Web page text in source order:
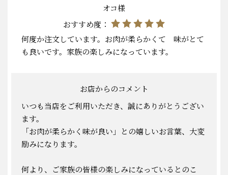
オコ様
おすすめ度：
何度か注文しています。お肉が柔らかくて 味がとて
も良いです。家族の楽しみになっています。
お店からのコメント
いつも当店をご利用いただき、誠にありがとうござい
ます。
「お肉が柔らかく味が良い」との嬉しいお言葉、大変
励みになります。
何より、ご家族の皆様の楽しみになっているとのこ